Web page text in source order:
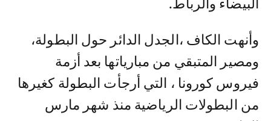
البيضاء والرباط.
وأنهت الكاف ،الجدل الدائر حول البطولة،
ومصير المتبقي من مبارياتها بعد أزمة
فيروس كورونا ، التي أرجأت البطولة كغيرها
من البطولات الرياضية منذ شهر مارس